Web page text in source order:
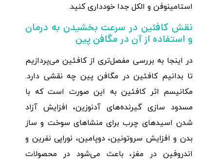
استامینوفن و الکل جدا خودداری کنید.
نقش کافئین در سرعت بخشیدن به درمان
و استفاده از آن در مگافن پین
در اینجا به بررسی مفصل‌تری از کافئین می‌پردازیم
تا بدانیم کافئین در مگافن پین چه نقشی دارد.
مکانیسم اثر کافئین به این صورت است که با
مسدود سازی گیرنده‌های آدنوزین، افزایش آزاد
شدن اسیدهای چرب برای منشاهای سوخت و ساز
بدن و افزایش سروتونین، دوپامین، نوراپی نفرین و
اندروفین در مغز، باعث می‌شود در محصولات